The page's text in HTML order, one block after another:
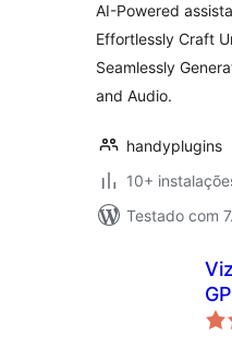
4o
AI-Powered
Effortlessly Craft
Seamlessly
and Audio.
handyplugins
10+
Testado com